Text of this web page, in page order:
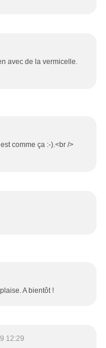
avec de la vermicelle.
comme ça :-).<br />
A bientôt !
12:29